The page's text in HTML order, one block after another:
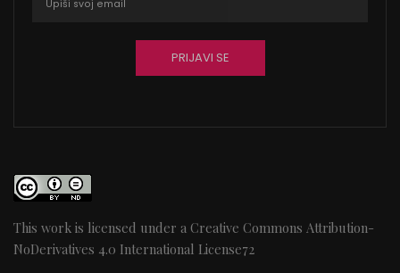
This work is licensed under a Creative Commons Attribution-
NoDerivatives 4.0 International License72